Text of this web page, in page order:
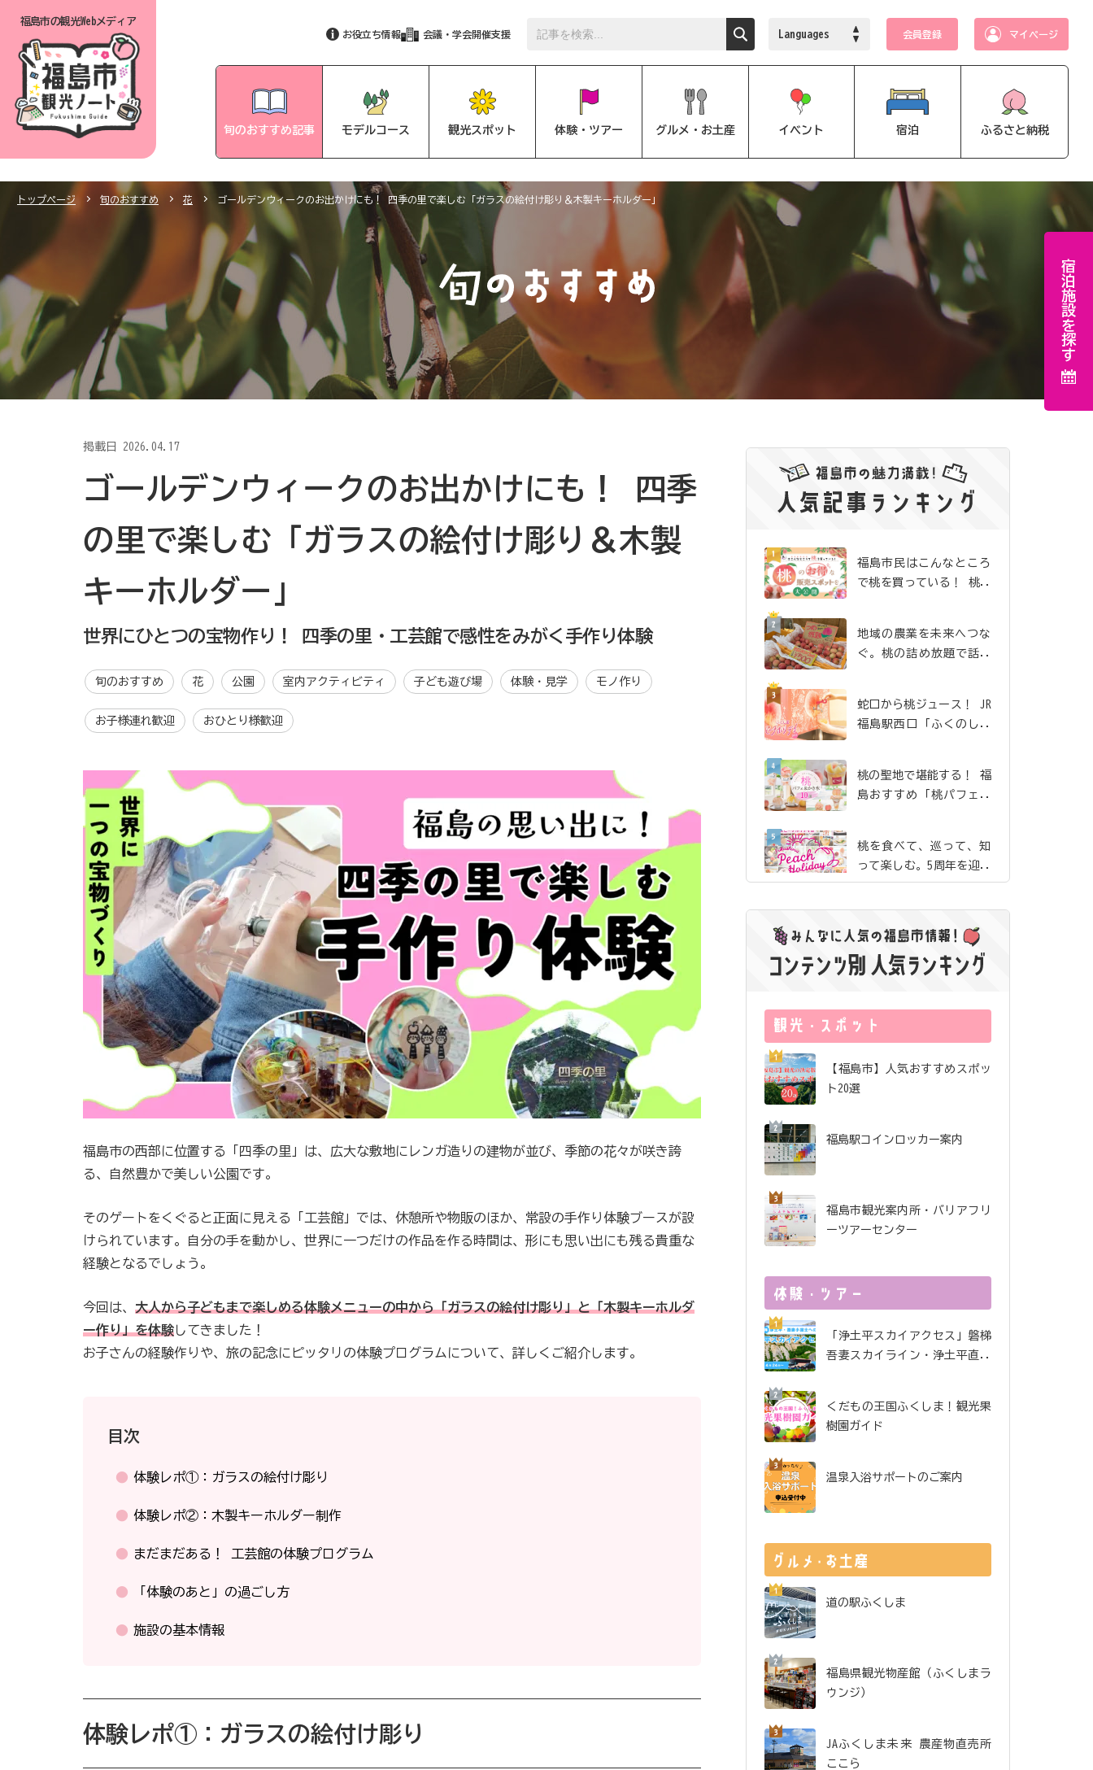
福島市の観光Webメディア
お役立ち情報 会議・学会開催支援 Languages 会員登録 マイページ
旬のおすすめ記事 モデルコース 観光スポット 体験・ツアー グルメ・お土産 イベント 宿泊 ふるさと納税
宿泊施設を探す
トップページ 旬のおすすめ 花 ゴールデンウィークのお出かけにも！ 四季の里で楽しむ「ガラスの絵付け彫り＆木製キーホルダー」
掲載日 2026.04.17
ゴールデンウィークのお出かけにも！ 四季
の里で楽しむ「ガラスの絵付け彫り＆木製
キーホルダー」
世界にひとつの宝物作り！ 四季の里・工芸館で感性をみがく手作り体験
旬のおすすめ 花 公園 室内アクティビティ 子ども遊び場 体験・見学 モノ作り
お子様連れ歓迎 おひとり様歓迎
福島市の西部に位置する「四季の里」は、広大な敷地にレンガ造りの建物が並び、季節の花々が咲き誇
る、自然豊かで美しい公園です。
そのゲートをくぐると正面に見える「工芸館」では、休憩所や物販のほか、常設の手作り体験ブースが設
けられています。自分の手を動かし、世界に一つだけの作品を作る時間は、形にも思い出にも残る貴重な
経験となるでしょう。
今回は、 大人から子どもまで楽しめる体験メニューの中から「ガラスの絵付け彫り」と「木製キーホルダ
ー作り」を体験 してきました！
お子さんの経験作りや、旅の記念にピッタリの体験プログラムについて、詳しくご紹介します。
目次
体験レポ①：ガラスの絵付け彫り
体験レポ②：木製キーホルダー制作
まだまだある！ 工芸館の体験プログラム
「体験のあと」の過ごし方
施設の基本情報
体験レポ①：ガラスの絵付け彫り
福島市民はこんなところ
で桃を買っている！ 桃の
地域の農業を未来へつな
ぐ。桃の詰め放題で話題
蛇口から桃ジュース！ JR
福島駅西口「ふくのしま
ホリデイ2026】
桃の聖地で堪能する！ 福
島おすすめ「桃パフェ＆
桃を食べて、巡って、知
って楽しむ。5周年を迎え
た「ふくしまピーチホリ
たい絶品桃ドリンク｜飯
坂・土湯・駅近 から3店
舗をご紹介【ピーチホリ
巡り！ 映画『免許返
納!?』の舞台を訪ねる福
島ドライブ
【福島市】人気おすすめスポッ
ト20選
福島駅コインロッカー案内
福島市観光案内所・バリアフリ
ーツアーセンター
「浄土平スカイアクセス」磐梯
吾妻スカイライン・浄土平直行
くだもの王国ふくしま！観光果
樹園ガイド
温泉入浴サポートのご案内
道の駅ふくしま
福島県観光物産館（ふくしまラ
ウンジ）
JAふくしま未来 農産物直売所
ここら